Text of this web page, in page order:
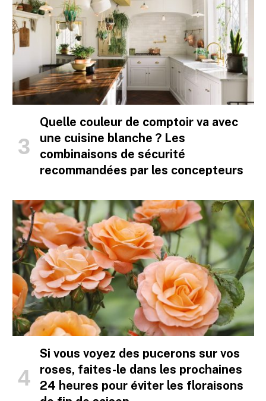
Quelle couleur de comptoir va avec
une cuisine blanche ? Les
combinaisons de sécurité
recommandées par les concepteurs
Si vous voyez des pucerons sur vos
roses, faites-le dans les prochaines
24 heures pour éviter les floraisons